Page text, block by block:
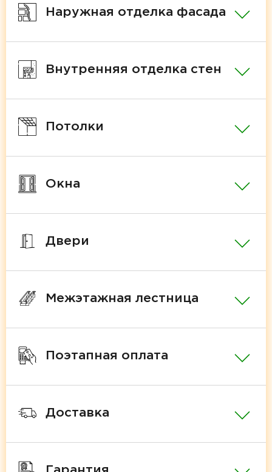
Наружная отделка фасада
Внутренняя отделка стен
Потолки
Окна
Двери
Межэтажная лестница
Поэтапная оплата
Доставка